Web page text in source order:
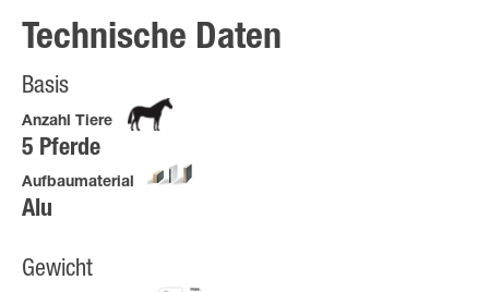
Technische Daten
Basis
Anzahl Tiere
5 Pferde
Aufbaumaterial
Alu
Gewicht